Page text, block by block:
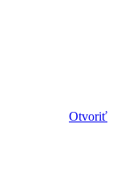
Otvoriť